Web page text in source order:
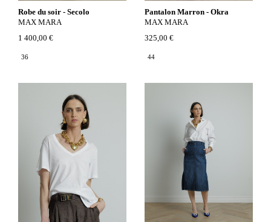
Robe du soir - Secolo
MAX MARA
1 400,00 €
36
Pantalon Marron - Okra
MAX MARA
325,00 €
44